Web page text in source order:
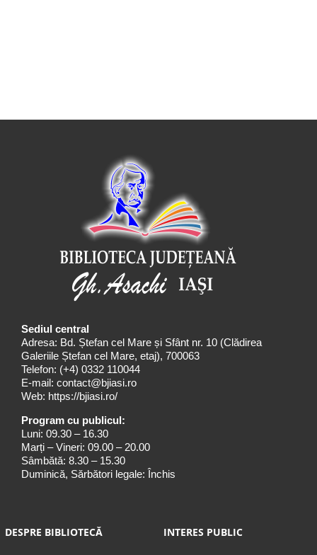
Sediul central
Adresa: Bd. Ștefan cel Mare și Sfânt nr. 10 (Clădirea
Galeriile Ștefan cel Mare, etaj), 700063
Telefon: (+4) 0332 110044
E-mail: contact@bjiasi.ro
Web: https://bjiasi.ro/
Program cu publicul:
Luni: 09.30 – 16.30
Marți – Vineri: 09.00 – 20.00
Sâmbătă: 8.30 – 15.30
Duminică, Sărbători legale: Închis
DESPRE BIBLIOTECĂ INTERES PUBLIC